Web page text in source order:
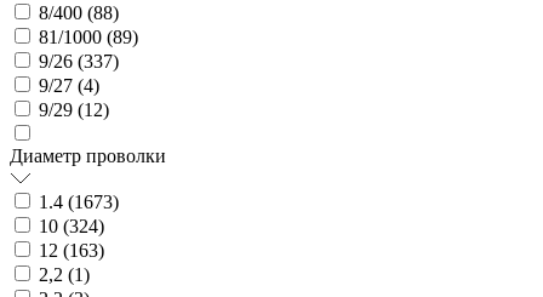
8/400 (88)
81/1000 (89)
9/26 (337)
9/27 (4)
9/29 (12)
Диаметр проволки
1.4 (1673)
10 (324)
12 (163)
2,2 (1)